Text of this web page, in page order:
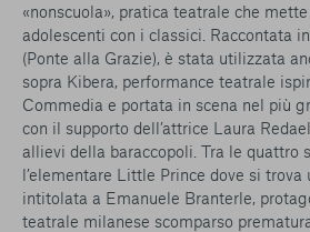
«nonscuola», pratica teatrale che
adolescenti con i classici. Raccontata
(Ponte alla Grazie), è stata utilizzata
sopra Kibera, performance teatrale
Commedia e portata in scena nel più
con il supporto dell’attrice Laura
allievi della baraccopoli. Tra le quattro
l’elementare Little Prince dove si trova
intitolata a Emanuele Branterle,
teatrale milanese scomparso